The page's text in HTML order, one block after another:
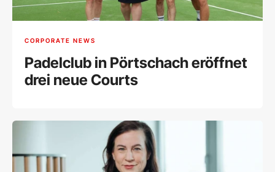
CORPORATE NEWS
Padelclub in Pörtschach eröffnet
drei neue Courts